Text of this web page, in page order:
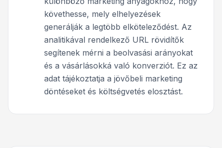
követhesse, mely elhelyezések
generálják a legtöbb elköteleződést. Az
analitikával rendelkező URL rövidítők
segítenek mérni a beolvasási arányokat
és a vásárlásokká való konverziót. Ez az
adat tájékoztatja a jövőbeli marketing
döntéseket és költségvetés elosztást.